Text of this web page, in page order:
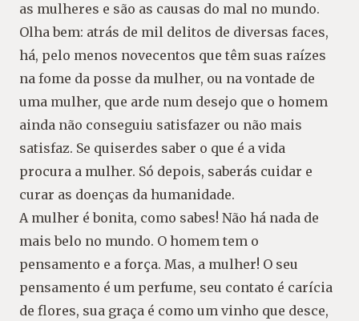
as mulheres e são as causas do mal no mundo.
Olha bem: atrás de mil delitos de diversas faces,
há, pelo menos novecentos que têm suas raízes
na fome da posse da mulher, ou na vontade de
uma mulher, que arde num desejo que o homem
ainda não conseguiu satisfazer ou não mais
satisfaz. Se quiserdes saber o que é a vida
procura a mulher. Só depois, saberás cuidar e
curar as doenças da humanidade.
A mulher é bonita, como sabes! Não há nada de
mais belo no mundo. O homem tem o
pensamento e a força. Mas, a mulher! O seu
pensamento é um perfume, seu contato é carícia
de flores, sua graça é como um vinho que desce,